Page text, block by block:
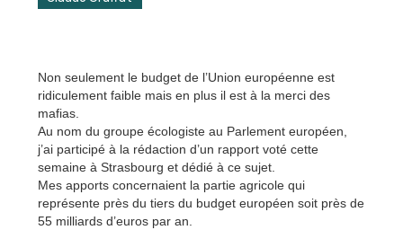
Non seulement le budget de l’Union européenne est
ridiculement faible mais en plus il est à la merci des
mafias.
Au nom du groupe écologiste au Parlement européen,
j’ai participé à la rédaction d’un rapport voté cette
semaine à Strasbourg et dédié à ce sujet.
Mes apports concernaient la partie agricole qui
représente près du tiers du budget européen soit près de
55 milliards d’euros par an.